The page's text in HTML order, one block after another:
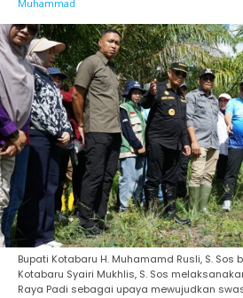
Bupati Kotabaru H. Muhamamd Rusli, S. Sos
Kotabaru Syairi Mukhlis, S. Sos
Raya Padi sebagai upaya mewujudkan